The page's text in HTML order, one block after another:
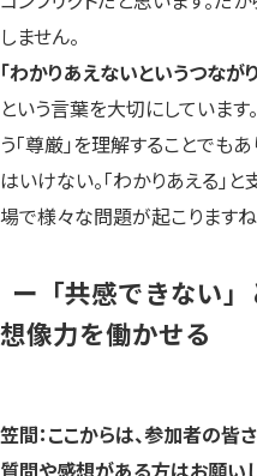
しません。
「わかりあえないというつなが
という言葉を大切にしています
う「尊厳」を理解することでも
はいけない。「わかりあえる」
場で様々な問題が起こりますね
ー「共感できない
想像力を働かせる
笠間：ここからは、参加者の皆
質問や感想がある方はお願いし